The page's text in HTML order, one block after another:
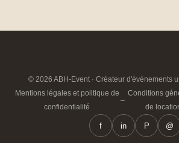
© 2026 ABH-Event · Créateur d'événements
Mentions légales et politique de
confidentialité
–
Conditions
de
f in P @